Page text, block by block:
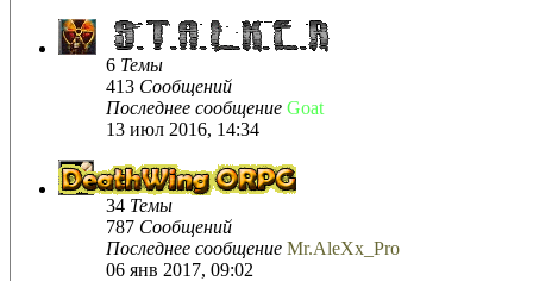
6 Темы
413 Сообщений
Последнее сообщение Goat
13 июл 2016, 14:34
34 Темы
787 Сообщений
Последнее сообщение Mr.AleXx_Pro
06 янв 2017, 09:02